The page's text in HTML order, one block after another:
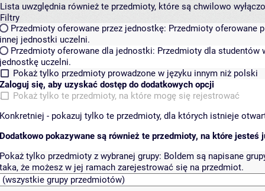
Lista uwzględnia również te przedmioty, które są chwilowo
Filtry
Przedmioty oferowane przez jednostkę: Przedmioty oferowane
innej jednostki uczelni.
Przedmioty oferowane dla jednostki: Przedmioty dla studentów
jednostkę uczelni.
Pokaż tylko przedmioty prowadzone w języku innym niż polski
Zaloguj się, aby uzyskać dostęp do dodatkowych opcji
Pokaż tylko te przedmioty, na które mogę się rejestrować
Konkretniej - pokazuj tylko te przedmioty, dla których istnieje
Dodatkowo pokazywane są również te przedmioty, na które jesteś
Pokaż tylko przedmioty z wybranej grupy: Boldem są napisane
taka, że możesz w jej ramach zarejestrować się na przedmiot.